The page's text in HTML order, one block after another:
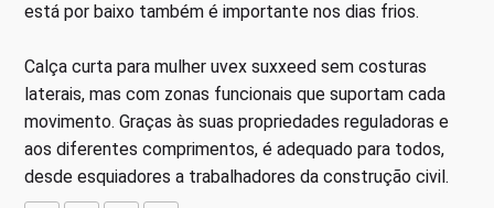
está por baixo também é importante nos dias frios.
Calça curta para mulher uvex suxxeed sem costuras
laterais, mas com zonas funcionais que suportam cada
movimento. Graças às suas propriedades reguladoras e
aos diferentes comprimentos, é adequado para todos,
desde esquiadores a trabalhadores da construção civil.